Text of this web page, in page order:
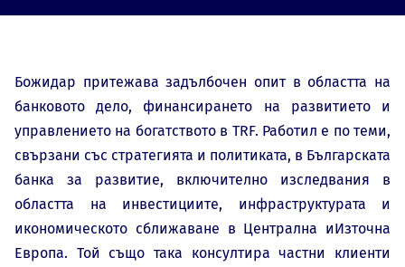
Божидар притежава задълбочен опит в областта на
банковото дело, финансирането на развитието и
управлението на богатството в TRF. Работил е по теми,
свързани със стратегията и политиката, в Българската
банка за развитие, включително изследвания в
областта на инвестициите, инфраструктурата и
икономическото сближаване в Централна иИзточна
Европа. Той също така консултира частни клиенти